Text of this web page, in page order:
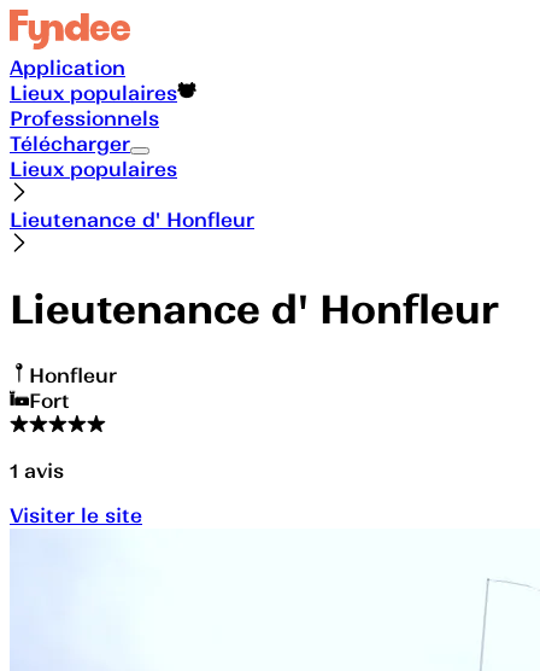
Application
Lieux populaires
Professionnels
Télécharger
Lieux populaires
Lieutenance d' Honfleur
Lieutenance d' Honfleur
Honfleur
Fort
1 avis
Visiter le site